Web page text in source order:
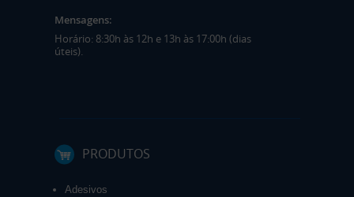
Mensagens:
Horário: 8:30h às 12h e 13h às 17:00h (dias
úteis).
PRODUTOS
Adesivos